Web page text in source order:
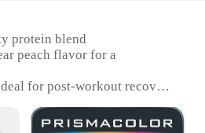
protein blend
peach flavor for a
for post-workout recovery
Gym, sports events, or